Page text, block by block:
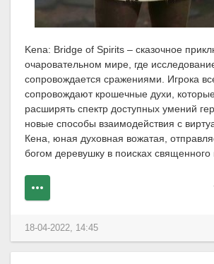
Kena: Bridge of Spirits – сказочное
очаровательном мире, где
сопровождается сражениями. Игрока
сопровождают крошечные духи,
расширять спектр доступных умений
новые способы взаимодействия с
Кена, юная духовная вожатая,
богом деревушку в поисках священного
18-04-2022, 14:45